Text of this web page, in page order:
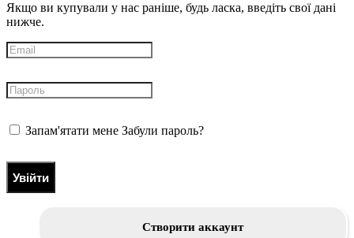
Якщо ви купували у нас раніше, будь ласка, введіть свої дані
нижче.
Запам'ятати мене Забули пароль?
Увійти
Створити аккаунт